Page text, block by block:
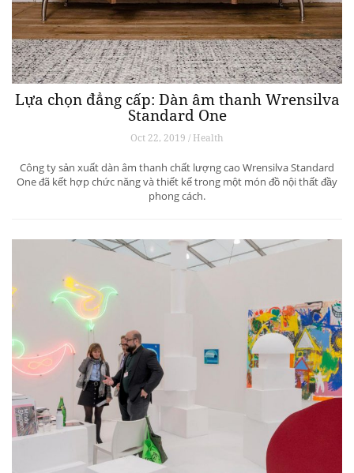
Lựa chọn đẳng cấp: Dàn âm thanh Wrensilva
Standard One
Oct 22, 2019 / Health
Công ty sản xuất dàn âm thanh chất lượng cao Wrensilva Standard
One đã kết hợp chức năng và thiết kế trong một món đồ nội thất đầy
phong cách.